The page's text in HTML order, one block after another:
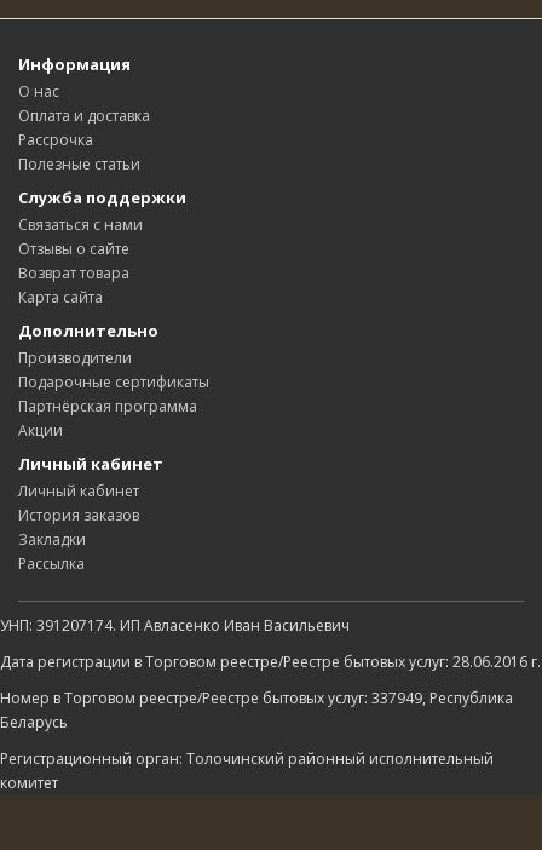
Информация
О нас
Оплата и доставка
Рассрочка
Полезные статьи
Служба поддержки
Связаться с нами
Отзывы о сайте
Возврат товара
Карта сайта
Дополнительно
Производители
Подарочные сертификаты
Партнёрская программа
Акции
Личный кабинет
Личный кабинет
История заказов
Закладки
Рассылка
УНП: 391207174. ИП Авласенко Иван Васильевич
Дата регистрации в Торговом реестре/Реестре бытовых услуг: 28.06.2016 г.
Номер в Торговом реестре/Реестре бытовых услуг: 337949, Республика
Беларусь
Регистрационный орган: Толочинский районный исполнительный
комитет